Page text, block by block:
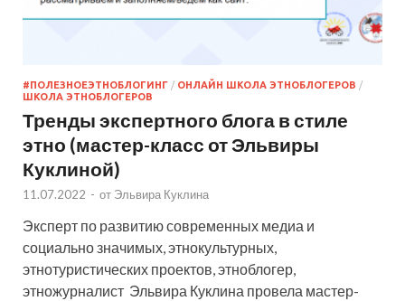
#ПОЛЕЗНОЕЭТНОБЛОГИНГ / ОНЛАЙН ШКОЛА ЭТНОБЛОГЕРОВ /
ШКОЛА ЭТНОБЛОГЕРОВ
Тренды экспертного блога в стиле
этно (мастер-класс от Эльвиры
Куклиной)
11.07.2022 - от Эльвира Куклина
Эксперт по развитию современных медиа и
социально значимых, этнокультурных,
этнотуристических проектов, этноблогер,
этножурналист Эльвира Куклина провела мастер-